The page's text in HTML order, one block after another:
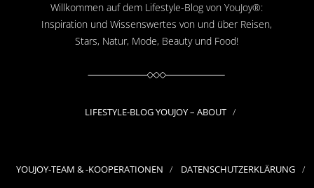
Willkommen auf dem Lifestyle-Blog von YouJoy®:
Inspiration und Wissenswertes von und über Reisen,
Stars, Natur, Mode, Beauty und Food!
LIFESTYLE-BLOG YOUJOY – ABOUT
YOUJOY-TEAM & -KOOPERATIONEN DATENSCHUTZERKLÄRUNG